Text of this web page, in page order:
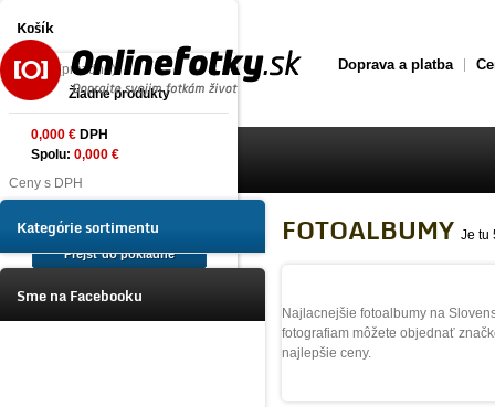
Doprava a platba
Košík
produkt
(prázdne)
Žiadne produkty
0,000 € DPH
Spolu: 0,000 €
Ceny s DPH
Košík
Prejsť do pokladne
Úvod
Tlač fotografií online
Foto na plátno Prémium
Kategórie sortimentu
Sme na Facebooku
FOTOALBUMY Je tu
Najlacnejšie fotoalbumy na
fotografiam môžete objednať
najlepšie ceny.